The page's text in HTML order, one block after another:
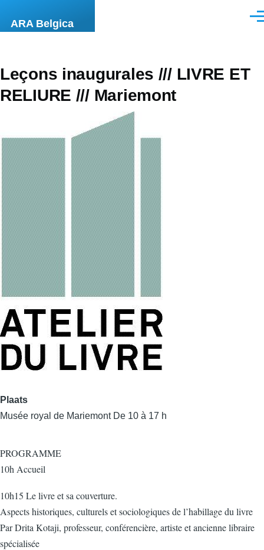
ARA Belgica
Leçons inaugurales /// LIVRE ET
RELIURE /// Mariemont
Plaats
Musée royal de Mariemont De 10 à 17 h
PROGRAMME
10h Accueil
10h15 Le livre et sa couverture.
Aspects historiques, culturels et sociologiques de l’habillage du livre
Par Drita Kotaji, professeur, conférencière, artiste et ancienne libraire
spécialisée